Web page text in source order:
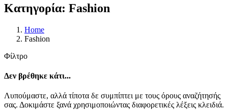
Κατηγορία: Fashion
Home
Fashion
Φίλτρο
Δεν βρέθηκε κάτι...
Λυπούμαστε, αλλά τίποτα δε συμπίπτει με τους όρους αναζήτησής
σας. Δοκιμάστε ξανά χρησιμοποιώντας διαφορετικές λέξεις κλειδιά.